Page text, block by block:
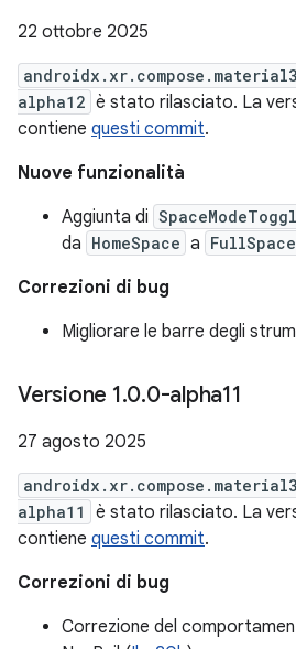
22 ottobre 2025
alpha12 è stato rilasciato. La
contiene questi commit.
Nuove funzionalità
Aggiunta di
da HomeSpace a FullSpace
Correzioni di bug
Migliorare le barre degli
Versione 1.0.0-alpha11
27 agosto 2025
alpha11
è stato rilasciato. La
contiene questi commit.
Correzioni di bug
Correzione del